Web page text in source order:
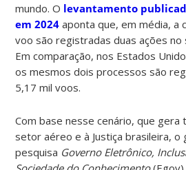
mundo. O levantamento
em 2024 aponta que, em média, a
voo são registradas duas ações no
Em comparação, nos Estados
os mesmos dois processos são
5,17 mil voos.
Com base nesse cenário, que gera
setor aéreo e à Justiça brasileira, o
pesquisa Governo Eletrônico,